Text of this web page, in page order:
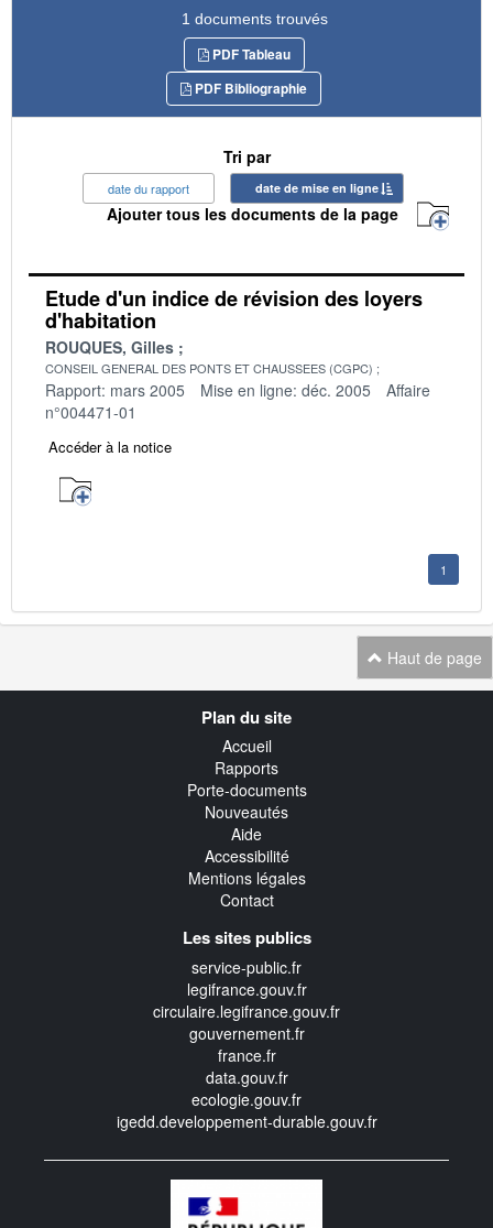
1 documents trouvés
PDF Tableau
PDF Bibliographie
Tri par
date du rapport date de mise en ligne
Ajouter tous les documents de la page
Etude d'un indice de révision des loyers
d'habitation
ROUQUES, Gilles
CONSEIL GENERAL DES PONTS ET CHAUSSEES (CGPC)
Rapport: mars 2005 Mise en ligne: déc. 2005
Affaire
n°004471-01
Accéder à la notice
1
Haut de page
Plan du site
Accueil
Rapports
Porte-documents
Nouveautés
Aide
Accessibilité
Mentions légales
Contact
Les sites publics
service-public.fr
legifrance.gouv.fr
circulaire.legifrance.gouv.fr
gouvernement.fr
france.fr
data.gouv.fr
ecologie.gouv.fr
igedd.developpement-durable.gouv.fr